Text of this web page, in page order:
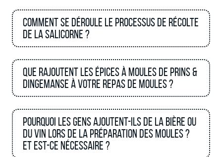
Comment se déroule le processus de récolte
de la salicorne ?
Que rajoutent les épices à moules de Prins &
Dingemanse à votre repas de moules ?
Pourquoi les gens ajoutent-ils de la bière ou
du vin lors de la préparation des moules ?
Et est-ce nécessaire ?